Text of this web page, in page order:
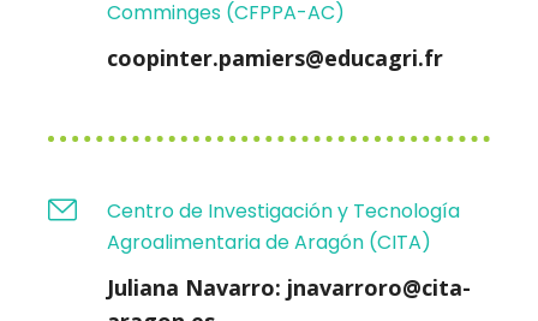
Comminges (CFPPA-AC)
coopinter.pamiers@educagri.fr
Centro de Investigación y Tecnología
Agroalimentaria de Aragón (CITA)
Juliana Navarro: jnavarroro@cita-